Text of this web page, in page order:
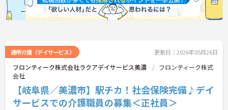
通所介護（デイサービス） 更新日：2026年05月26日
フロンティーク株式会社ラクアデイサービス美濃
フロンティーク株式
会社
【岐阜県／美濃市】駅チカ！社会保険完備♪デイ
サービスでの介護職員の募集＜正社員＞